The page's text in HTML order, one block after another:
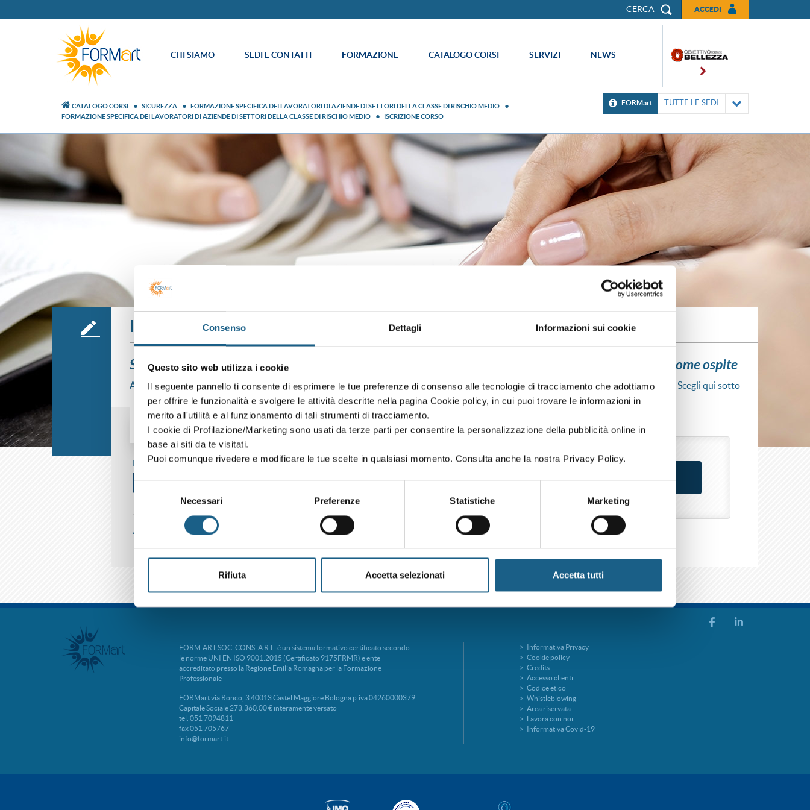
Consenso Dettagli Informazioni sui cookie
Questo sito web utilizza i cookie
Il seguente pannello ti consente di esprimere le tue preferenze di consenso alle tecnologie di tracciamento che adottiamo
per offrire le funzionalità e svolgere le attività descritte nella pagina Cookie policy, in cui puoi trovare le informazioni in
merito all'utilità e al funzionamento di tali strumenti di tracciamento.
I cookie di Profilazione/Marketing sono usati da terze parti per consentire la personalizzazione della pubblicità online in
base ai siti da te visitati.
Puoi comunque rivedere e modificare le tue scelte in qualsiasi momento. Consulta anche la nostra Privacy Policy.
Necessari Preferenze Statistiche Marketing
Rifiuta Accetta selezionati Accetta tutti
ACCEDI
CERCA
CHI SIAMO SEDI E CONTATTI FORMAZIONE CATALOGO CORSI SERVIZI NEWS
FORMart TUTTE LE SEDI
CATALOGO CORSI SICUREZZA
FORMAZIONE SPECIFICA DEI LAVORATORI DI AZIENDE DI SETTORI DELLA CLASSE DI RISCHIO MEDIO
FORMAZIONE SPECIFICA DEI LAVORATORI DI AZIENDE DI SETTORI DELLA CLASSE DI RISCHIO MEDIO
ISCRIZIONE CORSO
Iscrizione
Sei già cliente?
Accedi con le credenziali che hai già creato in fase di iscrizione:
AZIENDA PRIVATO
P. IVA PASSWORD (minimo 8 caratteri)
Oppure prosegui l'iscrizione al corso come ospite
Puoi proseguire l'iscrizione al corso senza fare login. Scegli qui sotto
se iscriverti al corso come azienda o come privato.
FORM.ART SOC. CONS. A R.L. è un sistema formativo certificato secondo
le norme UNI EN ISO 9001:2015 (Certificato 9175FRMR) e ente
accreditato presso la Regione Emilia Romagna per la Formazione
Professionale
FORMart via Ronco, 3 40013 Castel Maggiore Bologna p.iva 04260000379
Capitale Sociale 273.360,00 € interamente versato
tel. 051 7094811
fax 051 705767
info@formart.it
Informativa Privacy
Cookie policy
Credits
Accesso clienti
Codice etico
Whistleblowing
Area riservata
Lavora con noi
Informativa Covid-19